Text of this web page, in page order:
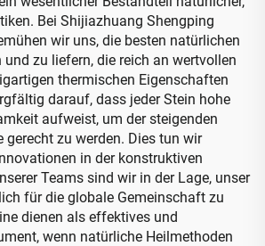
Bei Shijiazhuang Shengping
wir uns, die besten natürlichen
zu liefern, die reich an wertvollen
thermischen Eigenschaften
darauf, dass jeder Stein hohe
aufweist, um der steigenden
zu werden. Dies tun wir
in der konstruktiven
Teams sind wir in der Lage, unser
für die globale Gemeinschaft zu
dienen als effektives und
wenn natürliche Heilmethoden